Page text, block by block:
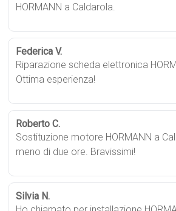
HORMANN a Caldarola.
Federica V.
Riparazione scheda elettronica
Ottima esperienza!
Roberto C.
Sostituzione motore HORMANN a
meno di due ore. Bravissimi!
Silvia N.